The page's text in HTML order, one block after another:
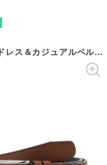
33mm幅 ドレス＆カジュアルベルト （BLACK）